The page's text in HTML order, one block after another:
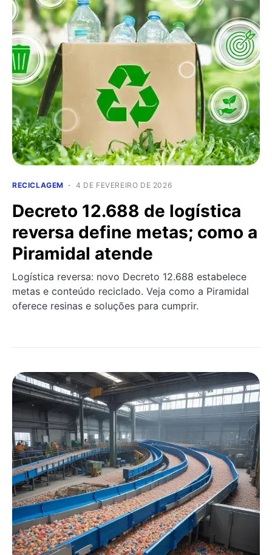
RECICLAGEM 4 DE FEVEREIRO DE 2026
Decreto 12.688 de logística
reversa define metas; como a
Piramidal atende
Logística reversa: novo Decreto 12.688 estabelece
metas e conteúdo reciclado. Veja como a Piramidal
oferece resinas e soluções para cumprir.